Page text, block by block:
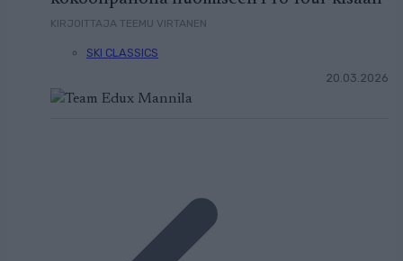
KIRJOITTAJA TEEMU VIRTANEN
SKI CLASSICS
20.03.2026